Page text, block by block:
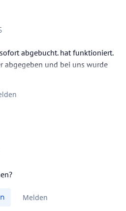
abgebucht. hat funktioniert.
abgegeben und bei uns wurde
Melden